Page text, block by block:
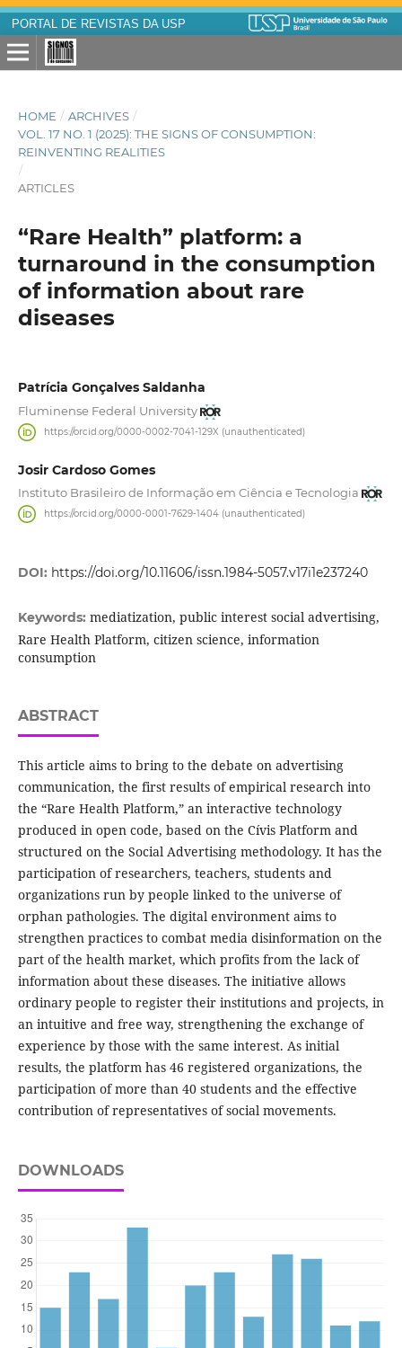
PORTAL DE REVISTAS DA USP
HOME / ARCHIVES /
VOL. 17 NO. 1 (2025): THE SIGNS OF CONSUMPTION:
REINVENTING REALITIES
/
ARTICLES
“Rare Health” platform: a
turnaround in the consumption
of information about rare
diseases
Patrícia Gonçalves Saldanha
Fluminense Federal University
https://orcid.org/0000-0002-7041-129X (unauthenticated)
Josir Cardoso Gomes
Instituto Brasileiro de Informação em Ciência e Tecnologia
https://orcid.org/0000-0001-7629-1404 (unauthenticated)
DOI: https://doi.org/10.11606/issn.1984-5057.v17i1e237240
Keywords: mediatization, public interest social advertising,
Rare Health Platform, citizen science, information
consumption
ABSTRACT
This article aims to bring to the debate on advertising
communication, the first results of empirical research into
the “Rare Health Platform,” an interactive technology
produced in open code, based on the Cívis Platform and
structured on the Social Advertising methodology. It has the
participation of researchers, teachers, students and
organizations run by people linked to the universe of
orphan pathologies. The digital environment aims to
strengthen practices to combat media disinformation on the
part of the health market, which profits from the lack of
information about these diseases. The initiative allows
ordinary people to register their institutions and projects, in
an intuitive and free way, strengthening the exchange of
experience by those with the same interest. As initial
results, the platform has 46 registered organizations, the
participation of more than 40 students and the effective
contribution of representatives of social movements.
DOWNLOADS